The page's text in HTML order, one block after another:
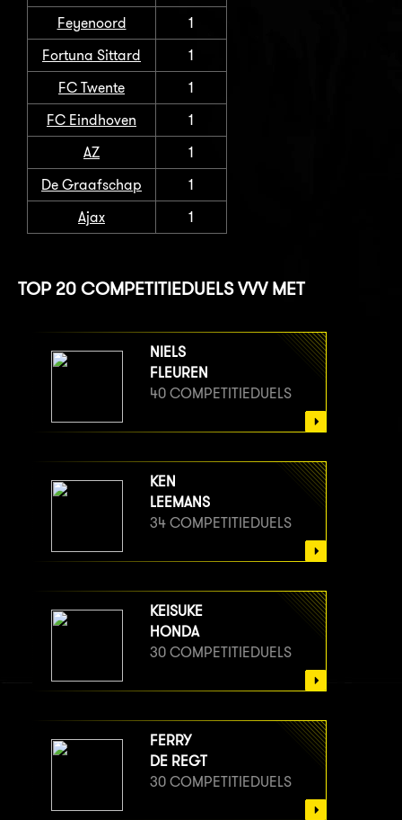
Feyenoord
1
Fortuna Sittard
1
FC Twente
1
FC Eindhoven
1
AZ
1
De Graafschap
1
Ajax
1
TOP 20 COMPETITIEDUELS VVV MET
NIELS
FLEUREN
40 COMPETITIEDUELS
KEN
LEEMANS
34 COMPETITIEDUELS
KEISUKE
HONDA
30 COMPETITIEDUELS
FERRY
DE REGT
30 COMPETITIEDUELS